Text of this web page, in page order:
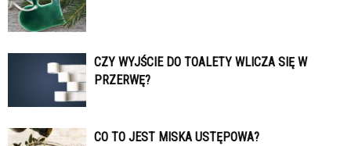
CZY WYJŚCIE DO TOALETY WLICZA SIĘ W
PRZERWĘ?
CO TO JEST MISKA USTĘPOWA?